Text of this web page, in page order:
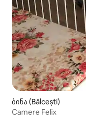
ბინა (Bălcești)
Camere Felix